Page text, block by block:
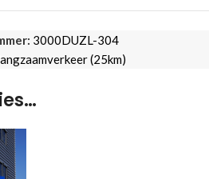
3000DUZL-304
(25km)